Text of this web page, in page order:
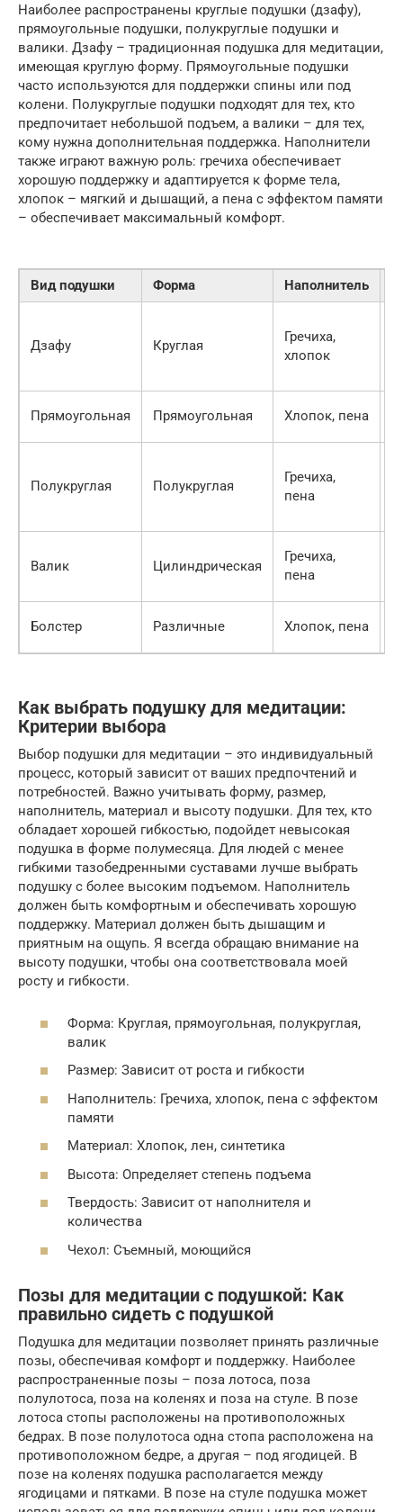
Наиболее распространены круглые подушки (дзафу),
прямоугольные подушки, полукруглые подушки и
валики. Дзафу – традиционная подушка для медитации,
имеющая круглую форму. Прямоугольные подушки
часто используются для поддержки спины или под
колени. Полукруглые подушки подходят для тех, кто
предпочитает небольшой подъем, а валики – для тех,
кому нужна дополнительная поддержка. Наполнители
также играют важную роль: гречиха обеспечивает
хорошую поддержку и адаптируется к форме тела,
хлопок – мягкий и дышащий, а пена с эффектом памяти
– обеспечивает максимальный комфорт.
Вид подушки Форма Наполнитель
Дзафу Круглая
Гречиха,
хлопок
Прямоугольная Прямоугольная Хлопок, пена
Полукруглая Полукруглая
Гречиха,
пена
Валик Цилиндрическая
Гречиха,
пена
Болстер Различные Хлопок, пена
Как выбрать подушку для медитации:
Критерии выбора
Выбор подушки для медитации – это индивидуальный
процесс, который зависит от ваших предпочтений и
потребностей. Важно учитывать форму, размер,
наполнитель, материал и высоту подушки. Для тех, кто
обладает хорошей гибкостью, подойдет невысокая
подушка в форме полумесяца. Для людей с менее
гибкими тазобедренными суставами лучше выбрать
подушку с более высоким подъемом. Наполнитель
должен быть комфортным и обеспечивать хорошую
поддержку. Материал должен быть дышащим и
приятным на ощупь. Я всегда обращаю внимание на
высоту подушки, чтобы она соответствовала моей
росту и гибкости.
Форма: Круглая, прямоугольная, полукруглая,
валик
Размер: Зависит от роста и гибкости
Наполнитель: Гречиха, хлопок, пена с эффектом
памяти
Материал: Хлопок, лен, синтетика
Высота: Определяет степень подъема
Твердость: Зависит от наполнителя и
количества
Чехол: Съемный, моющийся
Позы для медитации с подушкой: Как
правильно сидеть с подушкой
Подушка для медитации позволяет принять различные
позы, обеспечивая комфорт и поддержку. Наиболее
распространенные позы – поза лотоса, поза
полулотоса, поза на коленях и поза на стуле. В позе
лотоса стопы расположены на противоположных
бедрах. В позе полулотоса одна стопа расположена на
противоположном бедре, а другая – под ягодицей. В
позе на коленях подушка располагается между
ягодицами и пятками. В позе на стуле подушка может